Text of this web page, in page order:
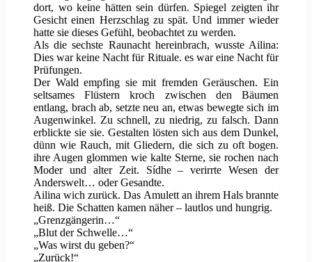
dort, wo keine hätten sein dürfen. Spiegel zeigten ihr
Gesicht einen Herzschlag zu spät. Und immer wieder
hatte sie dieses Gefühl, beobachtet zu werden.
Als die sechste Raunacht hereinbrach, wusste Ailina:
Dies war keine Nacht für Rituale. es war eine Nacht für
Prüfungen.
Der Wald empfing sie mit fremden Geräuschen. Ein
seltsames Flüstern kroch zwischen den Bäumen
entlang, brach ab, setzte neu an, etwas bewegte sich im
Augenwinkel. Zu schnell, zu niedrig, zu falsch. Dann
erblickte sie sie. Gestalten lösten sich aus dem Dunkel,
dünn wie Rauch, mit Gliedern, die sich zu oft bogen.
ihre Augen glommen wie kalte Sterne, sie rochen nach
Moder und alter Zeit. Sídhe – verirrte Wesen der
Anderswelt… oder Gesandte.
Ailina wich zurück. Das Amulett an ihrem Hals brannte
heiß. Die Schatten kamen näher – lautlos und hungrig.
„Grenzgängerin…“
„Blut der Schwelle…“
„Was wirst du geben?“
„Zurück!“